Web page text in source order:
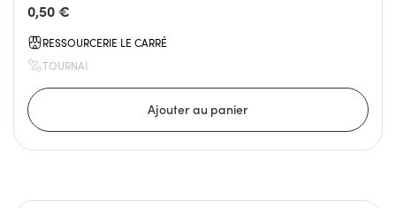
0,50 €
RESSOURCERIE LE CARRÉ
TOURNAI